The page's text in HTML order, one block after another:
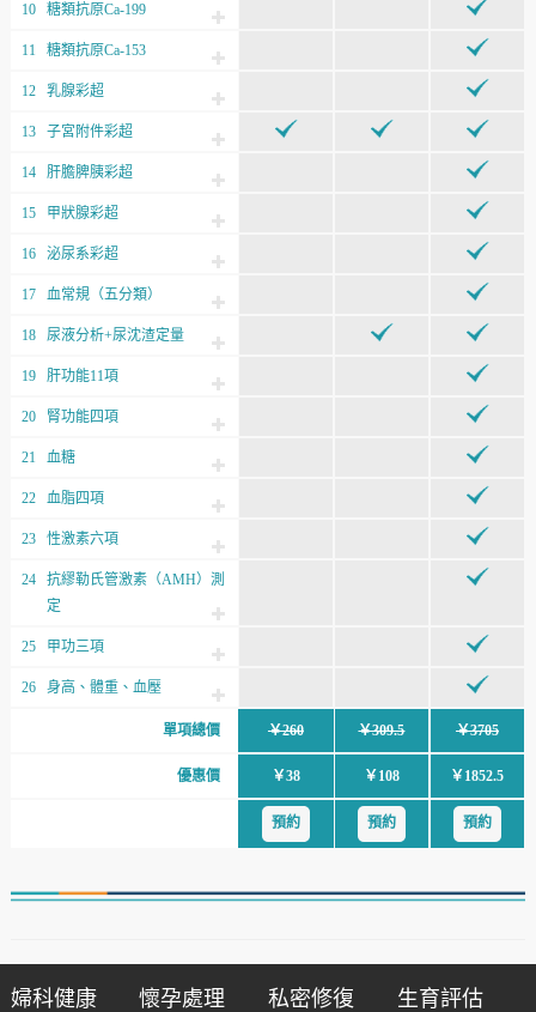
10 糖類抗原Ca-199
11 糖類抗原Ca-153
12 乳腺彩超
13 子宮附件彩超
14 肝膽脾胰彩超
15 甲狀腺彩超
16 泌尿系彩超
17 血常規（五分類）
18 尿液分析+尿沈渣定量
19 肝功能11項
20 腎功能四項
21 血糖
22 血脂四項
23 性激素六項
24
抗繆勒氏管激素（AMH）測
定
25 甲功三項
26 身高、體重、血壓
單項總價 ￥260 ￥309.5 ￥3705
優惠價 ￥38 ￥108 ￥1852.5
預約 預約 預約
婦科健康 懷孕處理 私密修復 生育評估